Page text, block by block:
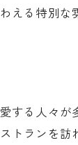
える特別な
する人々が
トランを訪